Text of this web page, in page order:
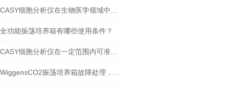
全功能振荡培养箱有哪些使用条件？